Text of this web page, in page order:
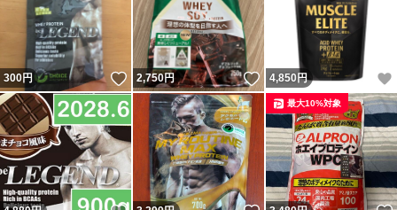
300円 いいね！
2,750円 いいね！
4,850 円
最大10%対象